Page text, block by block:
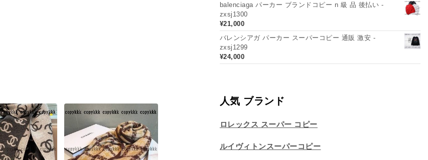
balenciaga パーカー ブランドコピー n 級 品 後払い -
zxsj1300
¥21,000
バレンシアガ パーカー スーパーコピー 通販 激安 -
zxsj1299
¥24,000
人気 ブランド
ロレックス スーパー コピー
ルイヴィトンスーパーコピー